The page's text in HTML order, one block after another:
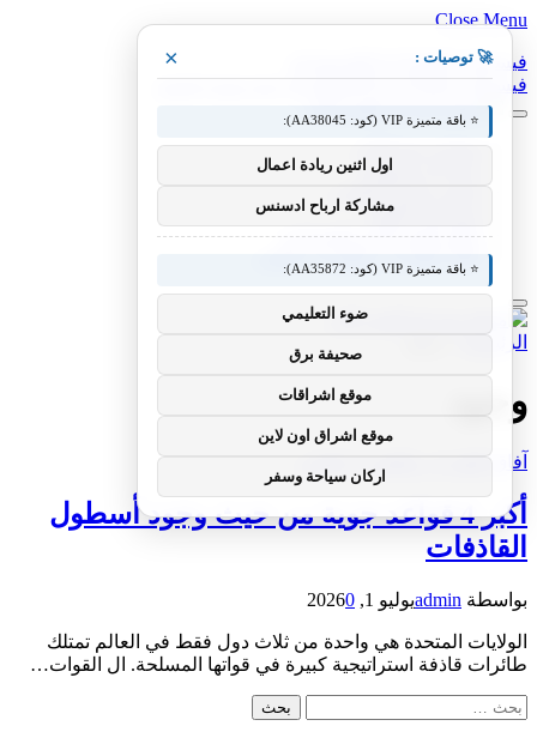
Close Menu
فيسبوك X (Twitter)
فيسبوك X (Twitter) الانستغرام بينتيريست فيميو
معدات وصناعات
سيارات ومعدات
منوعات التقنية
عالم المحركات والسيارات
الرئيسية
وجود
آفاق الطيران والطيران التقني
أكبر 4 قواعد جوية من حيث وجود أسطول
القاذفات
بواسطة adminيوليو 1, 2026 0
الولايات المتحدة هي واحدة من ثلاث دول فقط في العالم تمتلك
طائرات قاذفة استراتيجية كبيرة في قواتها المسلحة. ال القوات…
البحث
🚀 توصيات : ×
⭐ باقة متميزة VIP (كود: AA38045):
اول اثنين ريادة اعمال
مشاركة ارباح ادسنس
⭐ باقة متميزة VIP (كود: AA35872):
ضوء التعليمي
صحيفة برق
موقع اشراقات
موقع اشراق اون لاين
اركان سياحة وسفر